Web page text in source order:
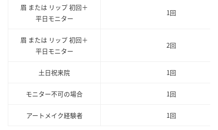
眉 または リップ 初回＋
平日モニター
1回
眉 または リップ 初回＋
平日モニター
2回
土日祝来院 1回
モニター不可の場合 1回
アートメイク経験者 1回